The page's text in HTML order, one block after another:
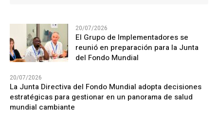
20/07/2026
El Grupo de Implementadores se
reunió en preparación para la Junta
del Fondo Mundial
20/07/2026
La Junta Directiva del Fondo Mundial adopta decisiones
estratégicas para gestionar en un panorama de salud
mundial cambiante